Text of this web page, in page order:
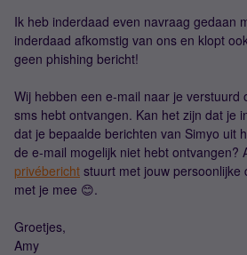
Ik heb inderdaad even navraag gedaan
inderdaad afkomstig van ons en klopt
geen phishing bericht!
Wij hebben een e-mail naar je verstuurd
sms hebt ontvangen. Kan het zijn dat je
dat je bepaalde berichten van Simyo uit
de e-mail mogelijk niet hebt ontvangen?
privébericht stuurt met jouw persoonlijke
met je mee 😊.
Groetjes,
Amy